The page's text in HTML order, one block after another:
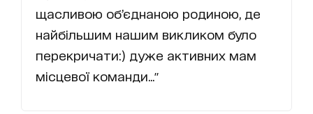
щасливою об’єднаною родиною, де
найбільшим нашим викликом було
перекричати:) дуже активних мам
місцевої команди..."